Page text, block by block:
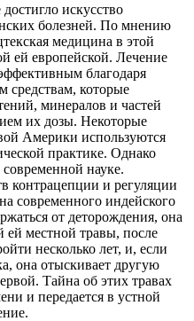
искусство
болезней. По мнению
медицина в этой
ей европейской. Лечение
благодаря
средствам, которые
минералов и частей
их дозы. Некоторые
Америки используются
практике. Однако
науке.
контрацепции и регуляции
современного индейского
от деторождения, она
ей местной травы, после
несколько лет, и, если
она отыскивает другую
Тайна об этих травах
и передается в устной